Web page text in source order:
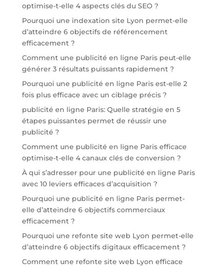
optimise-t-elle 4 aspects clés du SEO ?
Pourquoi une indexation site Lyon permet-elle
d’atteindre 6 objectifs de référencement
efficacement ?
Comment une publicité en ligne Paris peut-elle
générer 3 résultats puissants rapidement ?
Pourquoi une publicité en ligne Paris est-elle 2
fois plus efficace avec un ciblage précis ?
publicité en ligne Paris: Quelle stratégie en 5
étapes puissantes permet de réussir une
publicité ?
Comment une publicité en ligne Paris efficace
optimise-t-elle 4 canaux clés de conversion ?
À qui s’adresser pour une publicité en ligne Paris
avec 10 leviers efficaces d’acquisition ?
Pourquoi une publicité en ligne Paris permet-
elle d’atteindre 6 objectifs commerciaux
efficacement ?
Pourquoi une refonte site web Lyon permet-elle
d’atteindre 6 objectifs digitaux efficacement ?
Comment une refonte site web Lyon efficace